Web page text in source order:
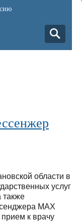
области в
услуг
также
MAX
к врачу